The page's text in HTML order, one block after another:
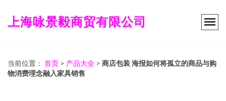
上海咏景毅商贸有限公司
当前位置： 首页 > 产品大全 > 商店包装 海报如何将孤立的商品与购
物消费理念融入家具销售